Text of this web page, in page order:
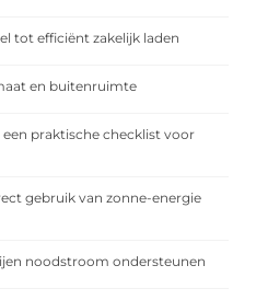
tot efficiënt zakelijk laden
en buitenruimte
praktische checklist voor
gebruik van zonne-energie
noodstroom ondersteunen